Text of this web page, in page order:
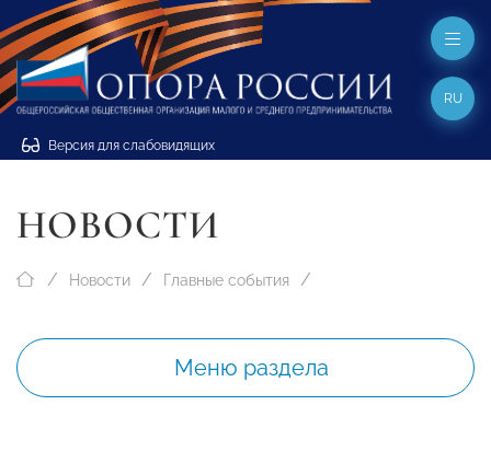
Версия для слабовидящих
RU
НОВОСТИ
Новости Главные события
Меню раздела